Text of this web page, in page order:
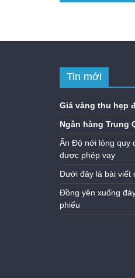
Tin mới
Giá vàng thu hẹp
Ngân hàng Trung
Ấn Độ nới lỏng quy
được phép vay
Dưới đây là bài viết
Đồng yên xuống
phiếu